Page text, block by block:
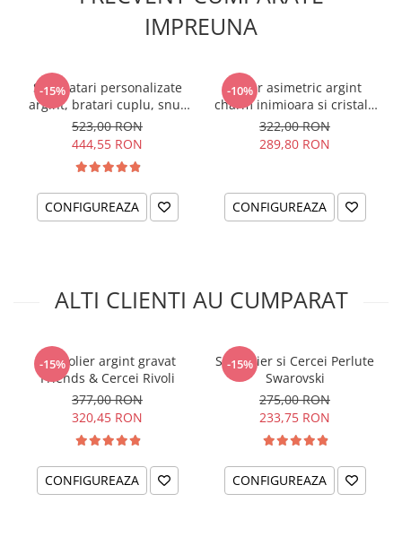
Comanda bijuterii fermecatoare pentru tine sau pentru o
persoana draga:
cerceii din argint personalizati, cu
banut! Inspira-te si daruieste cadouri de suflet cu
Personally ME! Pentru mai multe idei de acelasi fel, intra
IMPREUNA
-15%
Set bratari personalizate
argint, bratari cuplu, snur
impletit piele naturala
523,00 RON
444,55 RON
CONFIGUREAZA
-10%
Colier asimetric argint
charm inimioara si cristal -
Follow your Dreams
322,00 RON
289,80 RON
CONFIGUREAZA
ALTI CLIENTI AU CUMPARAT
-15%
Set colier argint gravat
Friends & Cercei Rivoli
377,00 RON
320,45 RON
CONFIGUREAZA
-15%
Set Colier si Cercei Perlute
Swarovski
275,00 RON
233,75 RON
CONFIGUREAZA